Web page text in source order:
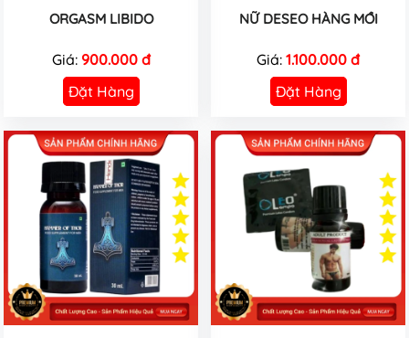
ORGASM LIBIDO
Giá: 900.000 đ
Đặt Hàng
NỮ DESEO HÀNG MỚI
Giá: 1.100.000 đ
Đặt Hàng